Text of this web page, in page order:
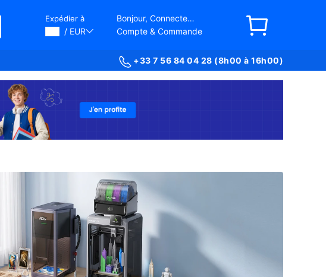
Expédier à
/ EUR
Bonjour, Connectez-vous
Compte & Commande
+33 7 56 84 04 28 (8h00 à 16h00)